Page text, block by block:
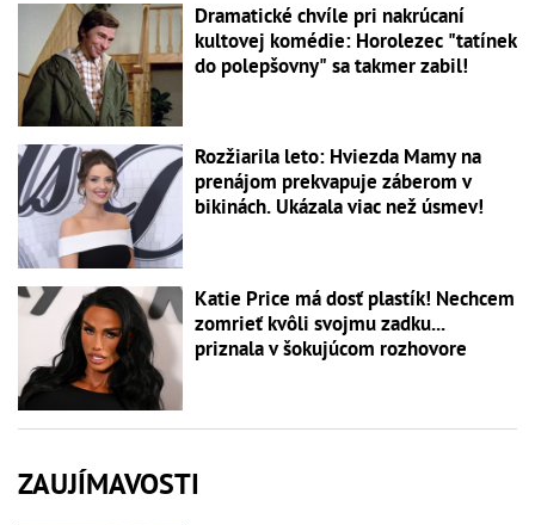
Dramatické chvíle pri nakrúcaní
kultovej komédie: Horolezec "tatínek
do polepšovny" sa takmer zabil!
Rozžiarila leto: Hviezda Mamy na
prenájom prekvapuje záberom v
bikinách. Ukázala viac než úsmev!
Katie Price má dosť plastík! Nechcem
zomrieť kvôli svojmu zadku...
priznala v šokujúcom rozhovore
ZAUJÍMAVOSTI